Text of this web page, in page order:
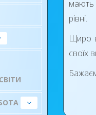
мають
рівні.
Щиро
своїх